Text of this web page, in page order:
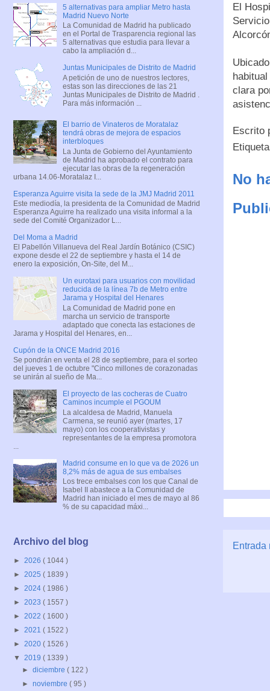
El
clara
Escrito
No
Entrada
5 alternativas para ampliar Metro hasta
Madrid Nuevo Norte
La Comunidad de Madrid ha publicado
en el Portal de Trasparencia regional las
5 alternativas que estudia para llevar a
cabo la ampliación d...
Juntas Municipales de Distrito de Madrid
A petición de uno de nuestros lectores,
estas son las direcciones de las 21
Juntas Municipales de Distrito de Madrid .
Para más información ...
El barrio de Vinateros de Moratalaz
tendrá obras de mejora de espacios
interbloques
La Junta de Gobierno del Ayuntamiento
de Madrid ha aprobado el contrato para
ejecutar las obras de la regeneración
urbana 14.06-Moratalaz I...
Esperanza Aguirre visita la sede de la JMJ Madrid 2011
Este mediodía, la presidenta de la Comunidad de Madrid
Esperanza Aguirre ha realizado una visita informal a la
sede del Comité Organizador L...
Del Moma a Madrid
El Pabellón Villanueva del Real Jardín Botánico (CSIC)
expone desde el 22 de septiembre y hasta el 14 de
enero la exposición, On-Site, del M...
Un eurotaxi para usuarios con movilidad
reducida de la línea 7b de Metro entre
Jarama y Hospital del Henares
La Comunidad de Madrid pone en
marcha un servicio de transporte
adaptado que conecta las estaciones de
Jarama y Hospital del Henares, en...
Cupón de la ONCE Madrid 2016
Se pondrán en venta el 28 de septiembre, para el sorteo
del jueves 1 de octubre "Cinco millones de corazonadas
se unirán al sueño de Ma...
El proyecto de las cocheras de Cuatro
Caminos incumple el PGOUM
La alcaldesa de Madrid, Manuela
Carmena, se reunió ayer (martes, 17
mayo) con los cooperativistas y
representantes de la empresa promotora
Madrid consume en lo que va de 2026 un
8,2% más de agua de sus embalses
Los trece embalses con los que Canal de
Isabel II abastece a la Comunidad de
Madrid han iniciado el mes de mayo al 86
% de su capacidad máxi...
Archivo del blog
► 2026 ( 1044 )
► 2025 ( 1839 )
► 2024 ( 1986 )
► 2023 ( 1557 )
► 2022 ( 1600 )
► 2021 ( 1522 )
► 2020 ( 1526 )
▼ 2019 ( 1339 )
►diciembre( 122 )
►noviembre( 95 )